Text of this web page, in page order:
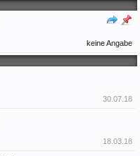
keine Angabe
30.07.18
18.03.18